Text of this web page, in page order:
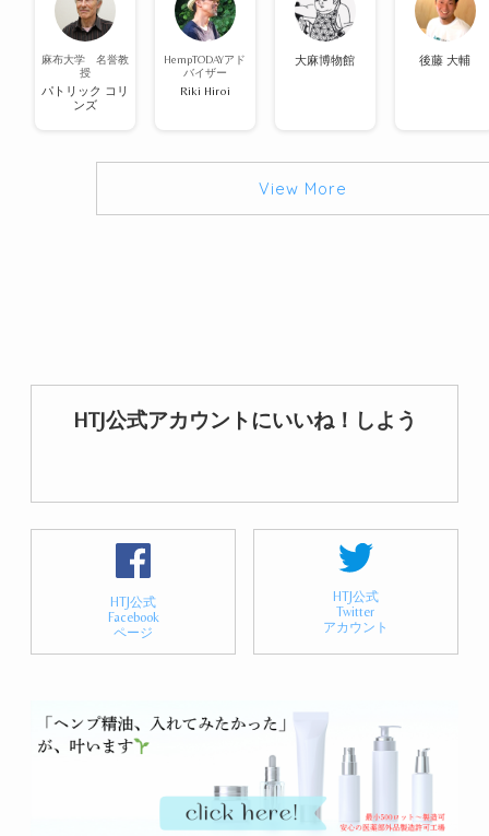
麻布大学 名誉教
授
パトリック コリ
ンズ
HempTODAYアド
バイザー
Riki Hiroi
大麻博物館 後藤 大輔
View More
HTJ公式アカウントにいいね！しよう
HTJ公式
Facebook
ページ
HTJ公式
Twitter
アカウント